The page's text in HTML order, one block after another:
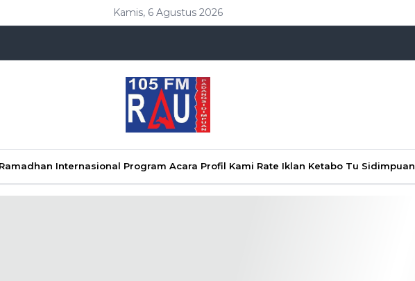
Kamis, 6 Agustus 2026
Internasional Program Acara Profil Kami Rate Iklan Ketabo Tu Sidimpuan